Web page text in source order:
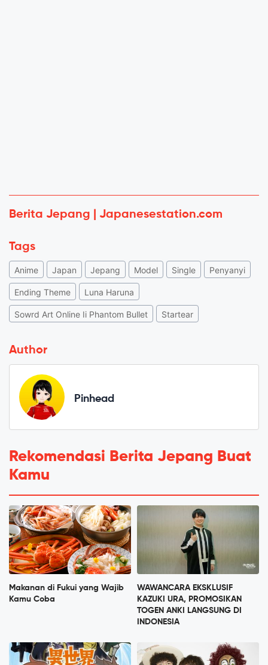
Berita Jepang | Japanesestation.com
Tags
Anime Japan Jepang Model Single Penyanyi
Ending Theme Luna Haruna
Sowrd Art Online Ii Phantom Bullet Startear
Author
Pinhead
Rekomendasi Berita Jepang Buat
Kamu
Makanan di Fukui yang Wajib
Kamu Coba
WAWANCARA EKSKLUSIF
KAZUKI URA, PROMOSIKAN
TOGEN ANKI LANGSUNG DI
INDONESIA